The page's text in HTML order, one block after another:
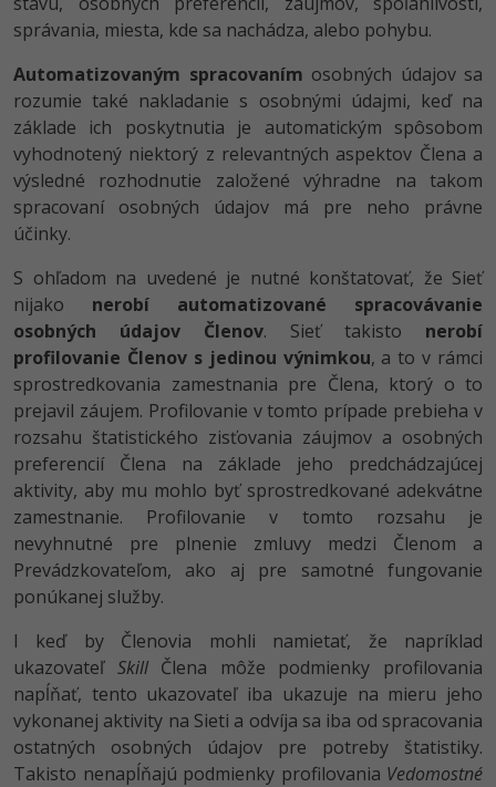
správania, miesta, kde sa nachádza, alebo pohybu.
Automatizovaným spracovaním osobných údajov sa
rozumie také nakladanie s osobnými údajmi, keď na
základe ich poskytnutia je automatickým spôsobom
vyhodnotený niektorý z relevantných aspektov Člena a
výsledné rozhodnutie založené výhradne na takom
spracovaní osobných údajov má pre neho právne
účinky.
S ohľadom na uvedené je nutné konštatovať, že Sieť
nijako nerobí automatizované spracovávanie
osobných údajov Členov. Sieť takisto nerobí
profilovanie Členov s jedinou výnimkou, a to v rámci
sprostredkovania zamestnania pre Člena, ktorý o to
prejavil záujem. Profilovanie v tomto prípade prebieha v
rozsahu štatistického zisťovania záujmov a osobných
preferencií Člena na základe jeho predchádzajúcej
aktivity, aby mu mohlo byť sprostredkované adekvátne
zamestnanie. Profilovanie v tomto rozsahu je
nevyhnutné pre plnenie zmluvy medzi Členom a
Prevádzkovateľom, ako aj pre samotné fungovanie
ponúkanej služby.
I keď by Členovia mohli namietať, že napríklad
ukazovateľ SkillČlena môže podmienky profilovania
napĺňať, tento ukazovateľ iba ukazuje na mieru jeho
vykonanej aktivity na Sieti a odvíja sa iba od spracovania
ostatných osobných údajov pre potreby štatistiky.
Takisto nenapĺňajú podmienky profilovania Vedomostné